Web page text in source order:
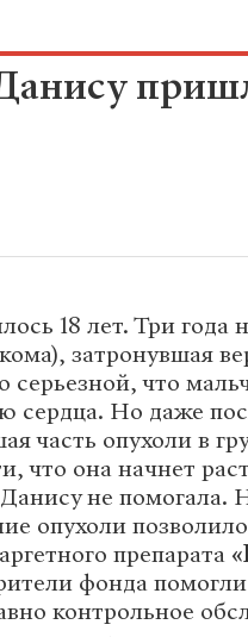
18 лет. Три года
затронувшая
серьезной, что
сердца. Но даже
часть опухоли в
что она начнет
не помогала.
опухоли
препарата
фонда
контрольное